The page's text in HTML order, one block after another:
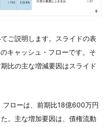
ご説明します。スライドの表
キャッシュ・フローです。そ
比の主な増減要因はスライド
ローは、前期比18億600万円
。主な増加要因は、債権流動